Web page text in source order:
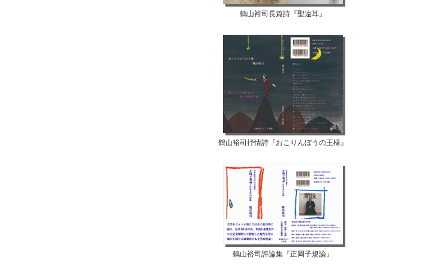
鶴山裕司長篇詩『聖遠耳』
鶴山裕司抒情詩『おこりんぼうの王様』
鶴山裕司評論集『正岡子規論』